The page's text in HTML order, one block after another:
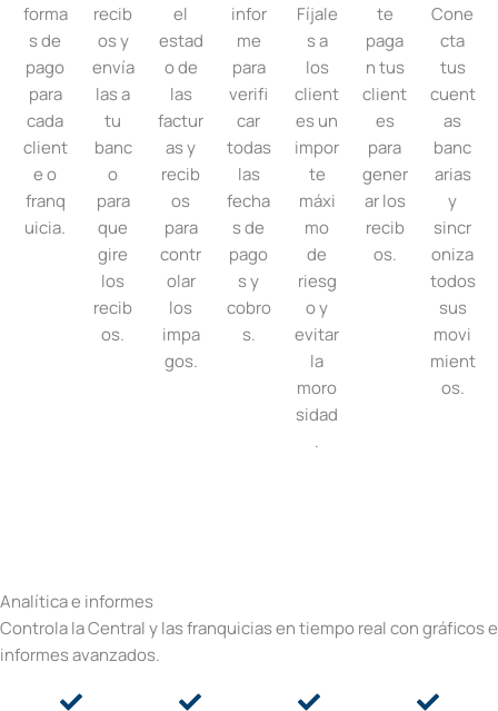
forma
s de
pago
para
cada
client
e o
franq
uicia.
recib
os y
envía
las a
tu
banc
o
para
que
gire
los
recib
os.
el
estad
o de
las
factur
as y
recib
os
para
contr
olar
los
impa
gos.
infor
me
para
verifi
car
todas
las
fecha
s de
pago
s y
cobro
s.
Fíjale
s a
los
client
es un
impor
te
máxi
mo
de
riesg
o y
evitar
la
moro
sidad
.
te
paga
n tus
client
es
para
gener
ar los
recib
os.
Cone
cta
tus
cuent
as
banc
arias
y
sincr
oniza
todos
sus
movi
mient
os.
Analítica e informes
Controla la Central y las franquicias en tiempo real con gráficos e
informes avanzados.